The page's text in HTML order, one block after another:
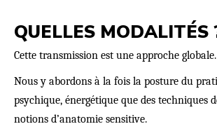
QUELLES MODALITÉS
Cette transmission est une approche globale.
Nous y abordons à la fois la posture du
psychique, énergétique que des techniques
notions d’anatomie sensitive.